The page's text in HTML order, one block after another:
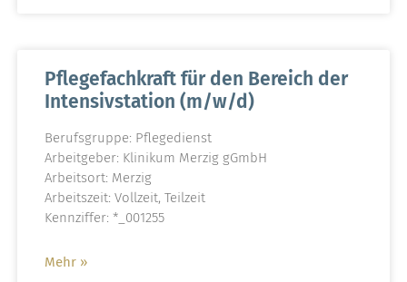
Pflegefachkraft für den Bereich der
Intensivstation (m/w/d)
Berufsgruppe: Pflegedienst
Arbeitgeber: Klinikum Merzig gGmbH
Arbeitsort: Merzig
Arbeitszeit: Vollzeit, Teilzeit
Kennziffer: *_001255
Mehr »